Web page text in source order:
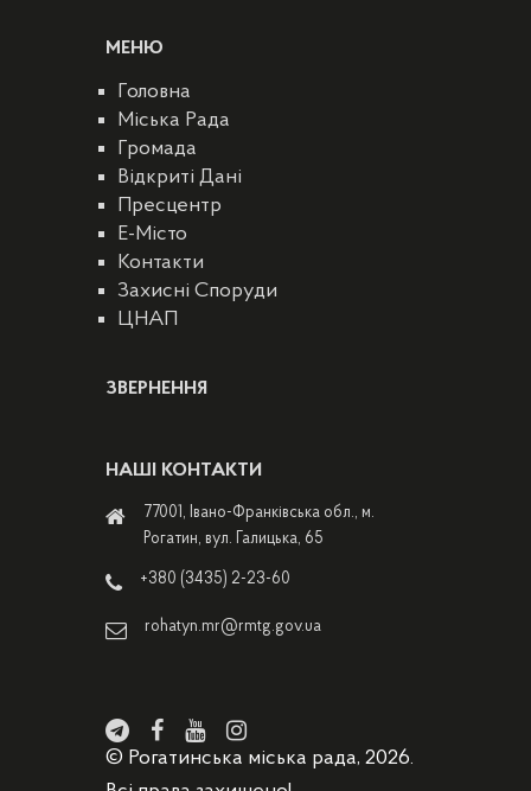
МЕНЮ
Головна
Міська Рада
Громада
Відкриті Дані
Пресцентр
E-Місто
Контакти
Захисні Споруди
ЦНАП
ЗВЕРНЕННЯ
НАШІ КОНТАКТИ
77001, Івано-Франківська обл., м.
Рогатин, вул. Галицька, 65
+380 (3435) 2-23-60
rohatyn.mr@rmtg.gov.ua
© Рогатинська міська рада, 2026.